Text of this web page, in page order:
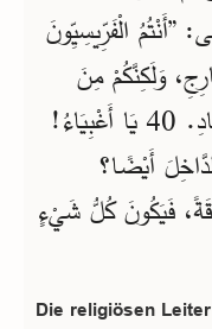
”أَنْتُمُ الْفَرِّيسِيِّونَ
وَلَكِنَّكُمْ مِنَ
الدَّاخِلِ مَمْلُوءُونَ مِنَ النَّهْبِ وَالْفَسَادِ. 40 يَا أَغْبِيَاءُ!
أَيْضًا؟
فَيَكُونَ كُلُّ شَيْءٍ
Die religiösen